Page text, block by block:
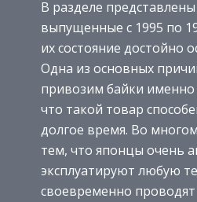
В разделе
выпущенные с 1995 по
их состояние достойно
Одна из основных
привозим байки
что такой товар
долгое время. Во
тем, что японцы очень
эксплуатируют любую
своевременно